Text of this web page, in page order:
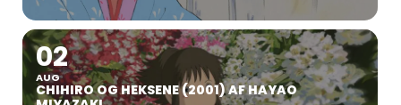
02
AUG
CHIHIRO OG HEKSENE (2001) AF HAYAO